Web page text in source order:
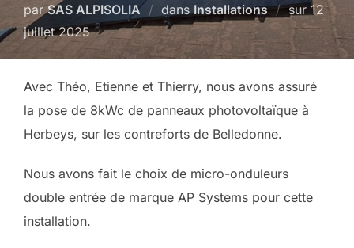
parSAS ALPISOLIA dansInstallations sur Publié
le
12
juillet 2025
Avec Théo, Etienne et Thierry, nous avons assuré
la pose de 8kWc de panneaux photovoltaïque à
Herbeys, sur les contreforts de Belledonne.
Nous avons fait le choix de micro-onduleurs
double entrée de marque AP Systems pour cette
installation.